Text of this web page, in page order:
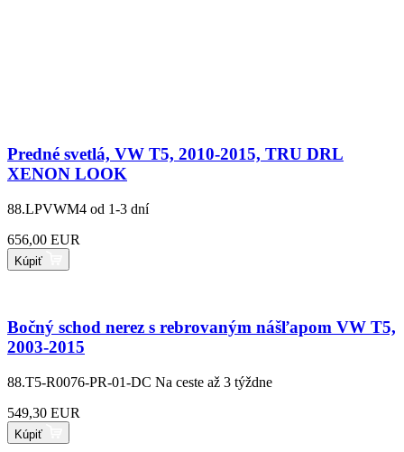
Predné svetlá, VW T5, 2010-2015, TRU DRL
XENON LOOK
88.LPVWM4 od 1-3 dní
656,00 EUR
Kúpiť
Bočný schod nerez s rebrovaným nášľapom VW T5,
2003-2015
88.T5-R0076-PR-01-DC Na ceste až 3 týždne
549,30 EUR
Kúpiť